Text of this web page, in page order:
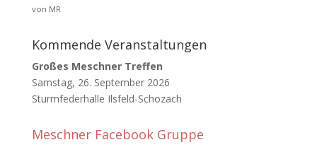
von MR
Kommende Veranstaltungen
Großes Meschner Treffen
Samstag, 26. September 2026
Sturmfederhalle Ilsfeld-Schozach
Meschner Facebook Gruppe